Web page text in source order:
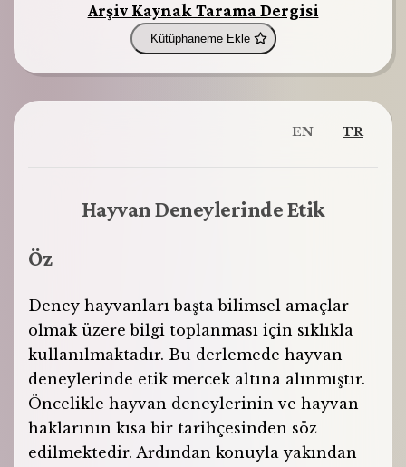
Arşiv Kaynak Tarama Dergisi
Kütüphaneme Ekle
EN TR
Hayvan Deneylerinde Etik
Öz
Deney hayvanları başta bilimsel amaçlar
olmak üzere bilgi toplanması için sıklıkla
kullanılmaktadır. Bu derlemede hayvan
deneylerinde etik mercek altına alınmıştır.
Öncelikle hayvan deneylerinin ve hayvan
haklarının kısa bir tarihçesinden söz
edilmektedir. Ardından konuyla yakından